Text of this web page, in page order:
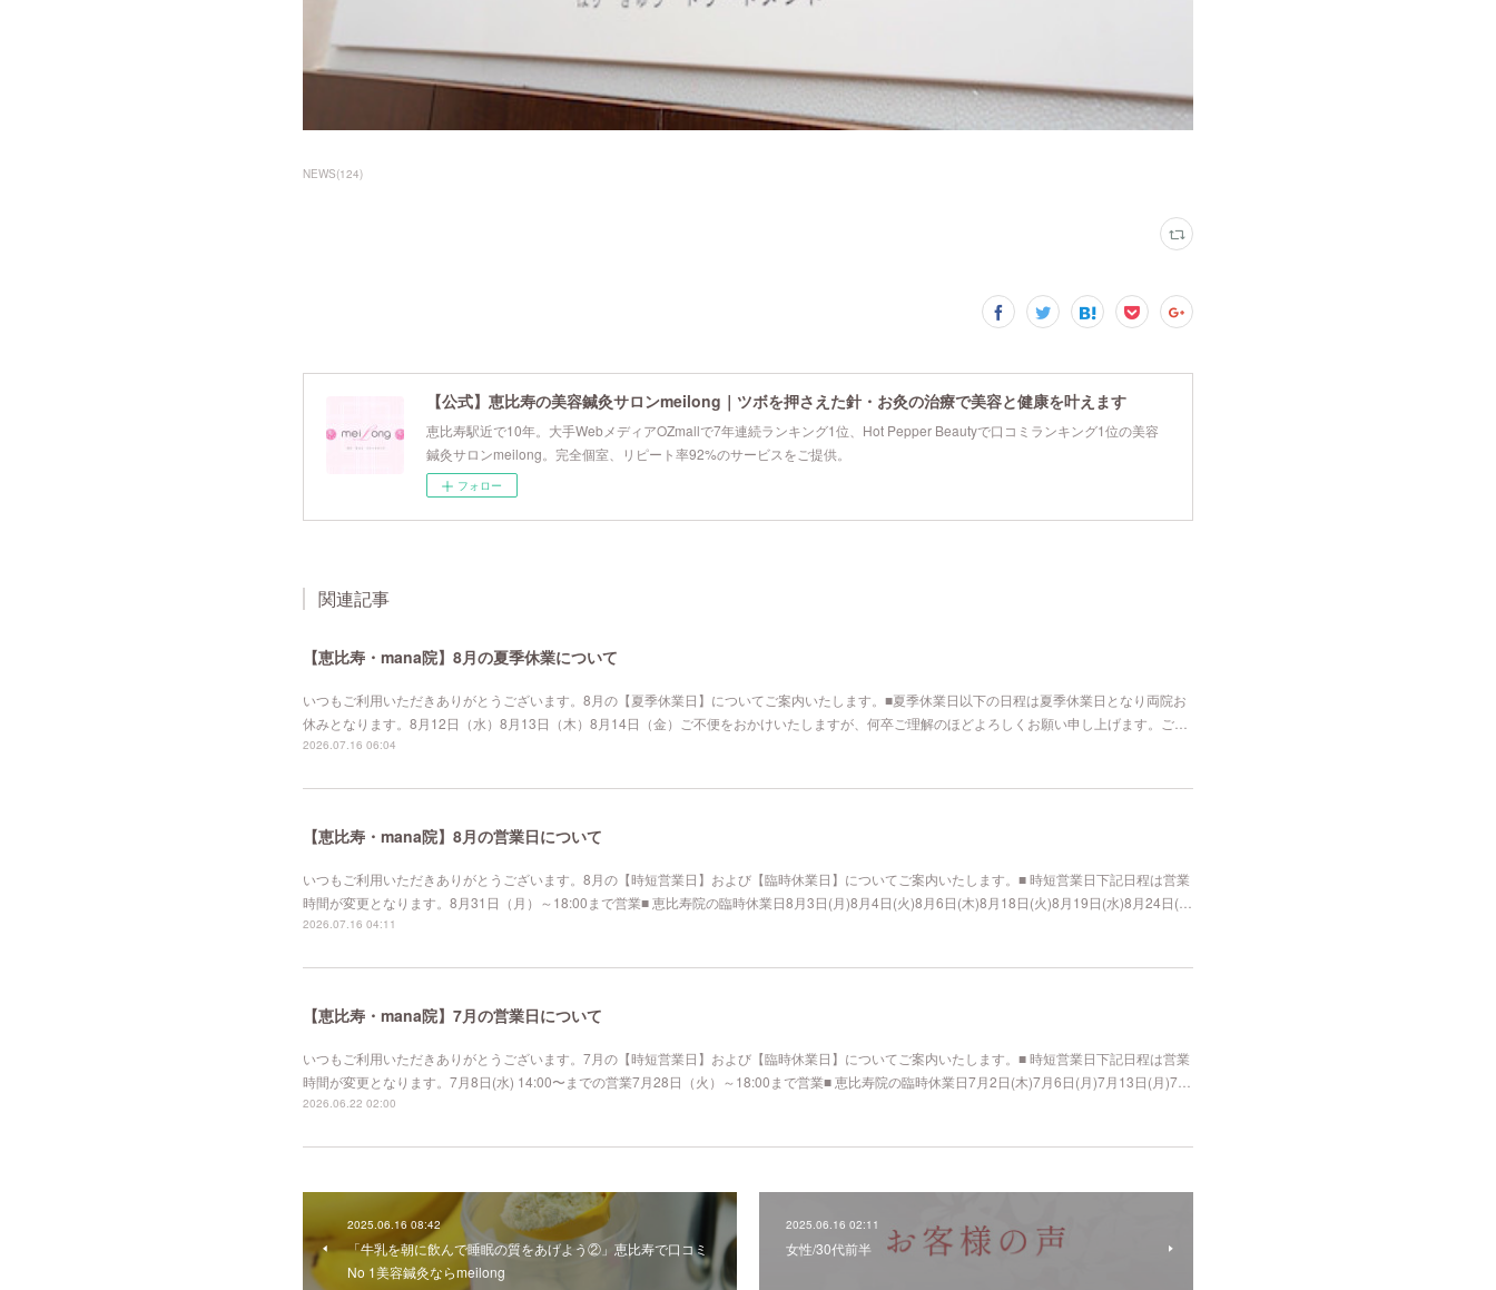
NEWS(124)
【公式】恵比寿の美容鍼灸サロンmeilong｜ツボを押さえた針・お灸の治療で美容と健康を叶えます
恵比寿駅近で10年。大手WebメディアOZmallで7年連続ランキング1位、Hot Pepper Beautyで口コミランキング1位の美容
鍼灸サロンmeilong。完全個室、リピート率92%のサービスをご提供。
フォロー
関連記事
【恵比寿・mana院】8月の夏季休業について
いつもご利用いただきありがとうございます。8月の【夏季休業日】についてご案内いたします。■夏季休業日以下の日程は夏季休業日となり両院お
休みとなります。8月12日（水）8月13日（木）8月14日（金）ご不便をおかけいたしますが、何卒ご理解のほどよろしくお願い申し上げます。ご…
2026.07.16 06:04
【恵比寿・mana院】8月の営業日について
いつもご利用いただきありがとうございます。8月の【時短営業日】および【臨時休業日】についてご案内いたします。■ 時短営業日下記日程は営業
時間が変更となります。8月31日（月）～18:00まで営業■ 恵比寿院の臨時休業日8月3日(月)8月4日(火)8月6日(木)8月18日(火)8月19日(水)8月24日(…
2026.07.16 04:11
【恵比寿・mana院】7月の営業日について
いつもご利用いただきありがとうございます。7月の【時短営業日】および【臨時休業日】についてご案内いたします。■ 時短営業日下記日程は営業
時間が変更となります。7月8日(水) 14:00〜までの営業7月28日（火）～18:00まで営業■ 恵比寿院の臨時休業日7月2日(木)7月6日(月)7月13日(月)7…
2026.06.22 02:00
2025.06.16 08:42
「牛乳を朝に飲んで睡眠の質をあげよう②」恵比寿で口コミ
No 1美容鍼灸ならmeilong
2025.06.16 02:11
女性/30代前半